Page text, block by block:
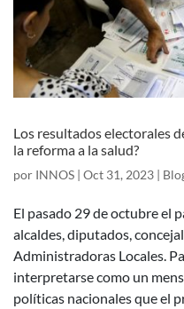
Los resultados electorales
la reforma a la salud?
por INNOS | Oct 31, 2023 |
El pasado 29 de octubre el
alcaldes, diputados,
Administradoras Locales.
interpretarse como un
políticas nacionales que el